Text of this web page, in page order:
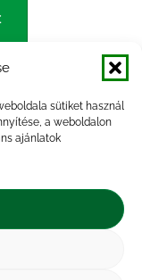
sütiket használ
a weboldalon
ajánlatok